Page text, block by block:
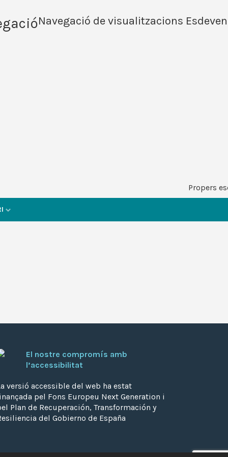
Navegació de visualitzacions
Propers
El nostre compromís amb
l’accessibilitat
versió accessible del web ha estat
pel Fons Europeu Next Generation i
Plan de Recuperación, Transformación y
del Gobierno de España